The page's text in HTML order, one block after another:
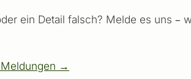
ein Detail falsch? Melde es uns
→